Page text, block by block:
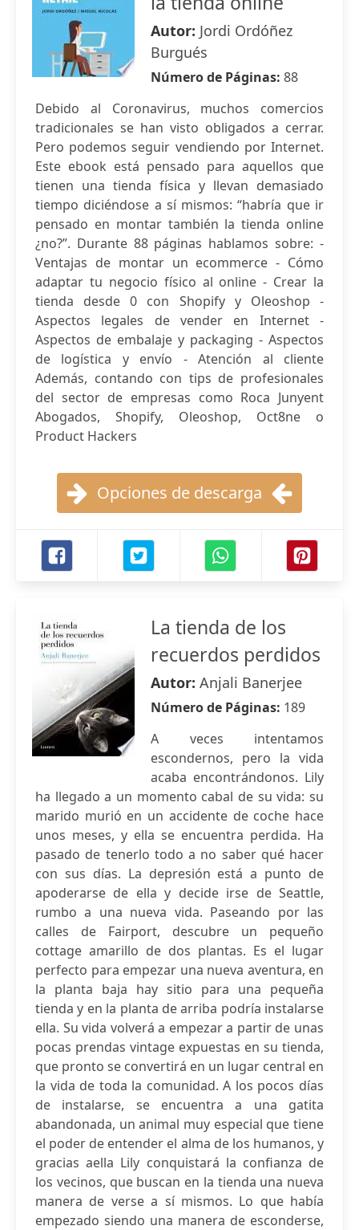
Autor: Jordi Ordóñez
Burgués
Número de Páginas: 88
Debido al Coronavirus, muchos comercios
tradicionales se han visto obligados a cerrar.
Pero podemos seguir vendiendo por Internet.
Este ebook está pensado para aquellos que
tienen una tienda física y llevan demasiado
tiempo diciéndose a sí mismos: “habría que ir
pensado en montar también la tienda online
¿no?”. Durante 88 páginas hablamos sobre: -
Ventajas de montar un ecommerce - Cómo
adaptar tu negocio físico al online - Crear la
tienda desde 0 con Shopify y Oleoshop -
Aspectos legales de vender en Internet -
Aspectos de embalaje y packaging - Aspectos
de logística y envío - Atención al cliente
Además, contando con tips de profesionales
del sector de empresas como Roca Junyent
Abogados, Shopify, Oleoshop, Oct8ne o
Product Hackers
Opciones de descarga
La tienda de los
recuerdos perdidos
Autor: Anjali Banerjee
Número de Páginas: 189
A veces intentamos
escondernos, pero la vida
acaba encontrándonos. Lily
ha llegado a un momento cabal de su vida: su
marido murió en un accidente de coche hace
unos meses, y ella se encuentra perdida. Ha
pasado de tenerlo todo a no saber qué hacer
con sus días. La depresión está a punto de
apoderarse de ella y decide irse de Seattle,
rumbo a una nueva vida. Paseando por las
calles de Fairport, descubre un pequeño
cottage amarillo de dos plantas. Es el lugar
perfecto para empezar una nueva aventura, en
la planta baja hay sitio para una pequeña
tienda y en la planta de arriba podría instalarse
ella. Su vida volverá a empezar a partir de unas
pocas prendas vintage expuestas en su tienda,
que pronto se convertirá en un lugar central en
la vida de toda la comunidad. A los pocos días
de instalarse, se encuentra a una gatita
abandonada, un animal muy especial que tiene
el poder de entender el alma de los humanos, y
gracias aella Lily conquistará la confianza de
los vecinos, que buscan en la tienda una nueva
manera de verse a sí mismos. Lo que había
empezado siendo una manera de esconderse,